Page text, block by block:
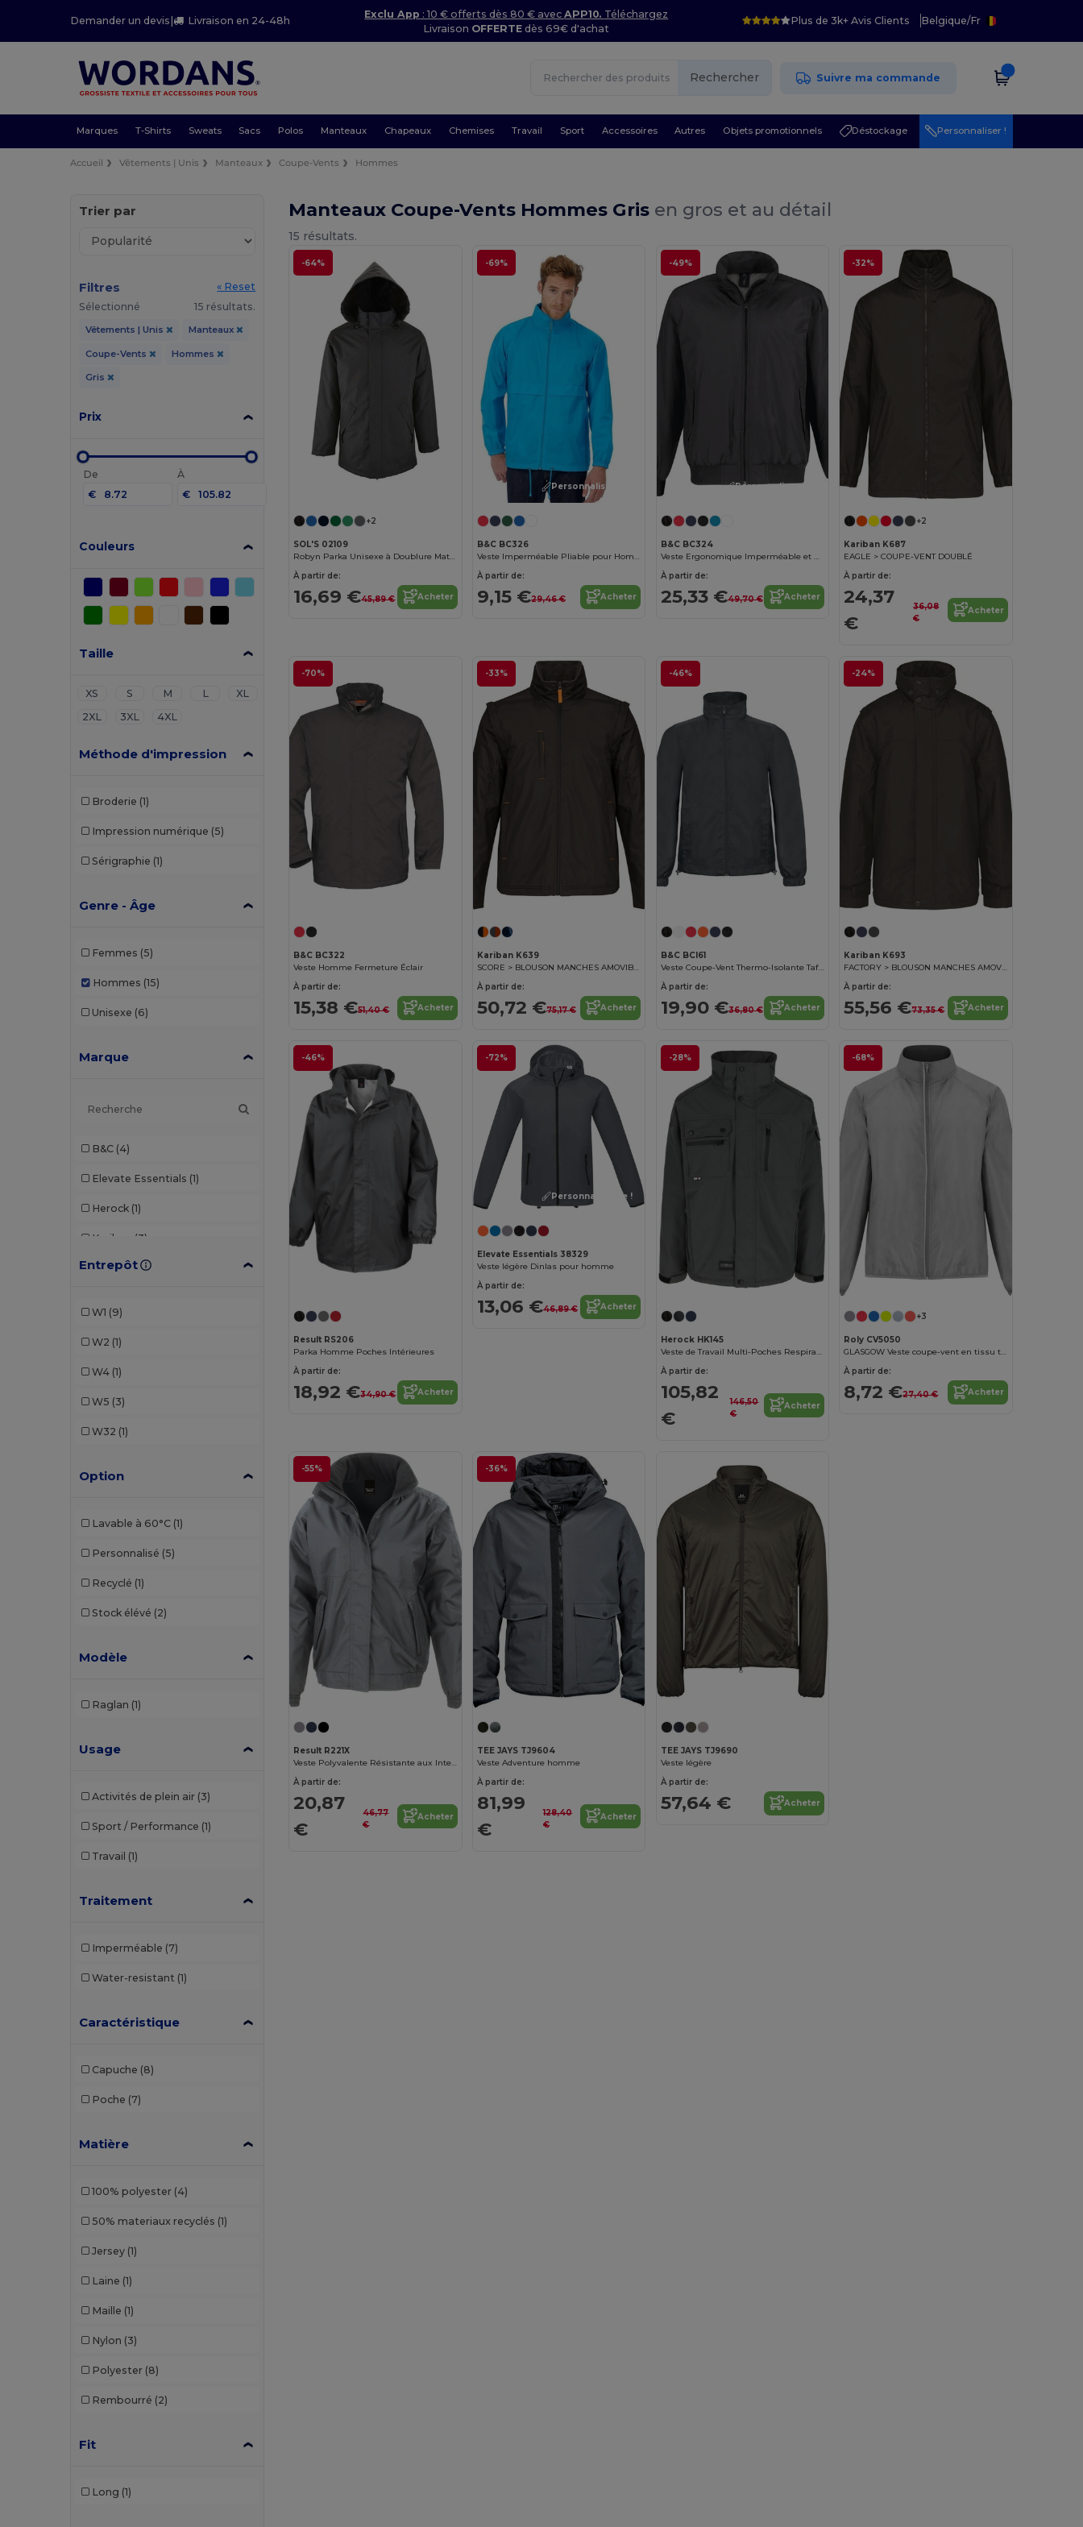
Demander un devis | Livraison en 24-48h
Exclu App : 10 € offerts dès 80 € avecAPP10. Téléchargez
Livraison OFFERTE dès 69€ d'achat
Plus de 3k+ Avis Clients Belgique/Fr
Rechercher Suivre ma commande
Marques T-Shirts Sweats Sacs Polos Manteaux Chapeaux Chemises Travail Sport Accessoires Autres Objets promotionnels Déstockage Personnaliser !
Accueil Vêtements | Unis Manteaux Coupe-Vents Hommes
Trier par
Filtres
« Reset
Sélectionné
15 résultats.
Vêtements | Unis Manteaux
Coupe-Vents Hommes
Gris
Prix
De
€
À
€
Couleurs
Taille
XS S M L
XL
2XL
3XL 4XL
Méthode d'impression
Broderie (1)
Impression numérique (5)
Sérigraphie (1)
Genre - Âge
Femmes (5)
Hommes (15)
Unisexe (6)
Marque
B&C (4)
Elevate Essentials (1)
Herock (1)
Kariban (3)
Result (2)
Entrepôt
W1 (9)
W2 (1)
W4 (1)
W5 (3)
W32 (1)
Option
Lavable à 60°C (1)
Personnalisé (5)
Recyclé (1)
Stock élévé (2)
Modèle
Raglan (1)
Usage
Activités de plein air (3)
Sport / Performance (1)
Travail (1)
Traitement
Imperméable (7)
Water-resistant (1)
Caractéristique
Capuche (8)
Poche (7)
Matière
100% polyester (4)
50% materiaux recyclés (1)
Jersey (1)
Laine (1)
Maille (1)
Nylon (3)
Polyester (8)
Rembourré (2)
Fit
Long (1)
Manteaux Coupe-Vents Hommes Gris en gros et au détail
15 résultats.
-64%
+2
SOL'S 02109
Robyn Parka Unisexe à Doublure Matelassée
À partir de:
16,69 €45,89 € Acheter
-69%
Personnalisez-le !
B&C BC326
Veste Imperméable Pliable pour Homme BC326
À partir de:
9,15 €29,46 € Acheter
-49%
Personnalisez-le !
B&C BC324
Veste Ergonomique Imperméable et Respirante
À partir de:
25,33 €49,70 € Acheter
-32%
+2
Kariban K687
EAGLE > COUPE-VENT DOUBLÉ
À partir de:
24,37
€
36,08
€
Acheter
-70%
B&C BC322
Veste Homme Fermeture Éclair
À partir de:
15,38 €51,40 € Acheter
-33%
Kariban K639
SCORE > BLOUSON MANCHES AMOVIBLES
À partir de:
50,72 €75,17 € Acheter
-46%
B&C BCI61
Veste Coupe-Vent Thermo-Isolante Taffetas
À partir de:
19,90 €36,80 € Acheter
-24%
Kariban K693
FACTORY > BLOUSON MANCHES AMOVIBLES
À partir de:
55,56 €73,35 € Acheter
-46%
Result RS206
Parka Homme Poches Intérieures
À partir de:
18,92 €34,90 € Acheter
-72%
Personnalisez-le !
Elevate Essentials 38329
Veste légère Dinlas pour homme
À partir de:
13,06 €46,89 € Acheter
-28%
Herock HK145
Veste de Travail Multi-Poches Respirante Imperméable
À partir de:
105,82
€
146,50
€
Acheter
-68%
+3
Roly CV5050
GLASGOW Veste coupe-vent en tissu technique léger
À partir de:
8,72 €27,40 € Acheter
-55%
Result R221X
Veste Polyvalente Résistante aux Intempéries
À partir de:
20,87
€
46,77
€
Acheter
-36%
TEE JAYS TJ9604
Veste Adventure homme
À partir de:
81,99
€
128,40
€
Acheter
TEE JAYS TJ9690
Veste légère
À partir de:
57,64 € Acheter